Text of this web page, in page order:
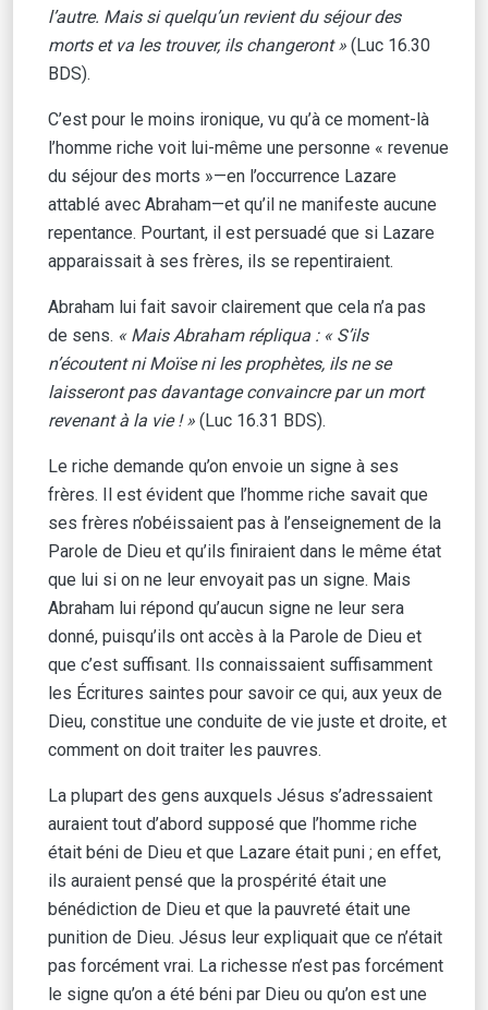
l’autre. Mais si quelqu’un revient du séjour des
morts et va les trouver, ils changeront » (Luc 16.30
BDS).
C’est pour le moins ironique, vu qu’à ce moment-là
l’homme riche voit lui-même une personne « revenue
du séjour des morts »—en l’occurrence Lazare
attablé avec Abraham—et qu’il ne manifeste aucune
repentance. Pourtant, il est persuadé que si Lazare
apparaissait à ses frères, ils se repentiraient.
Abraham lui fait savoir clairement que cela n’a pas
de sens. « Mais Abraham répliqua : « S’ils
n’écoutent ni Moïse ni les prophètes, ils ne se
laisseront pas davantage convaincre par un mort
revenant à la vie ! » (Luc 16.31 BDS).
Le riche demande qu’on envoie un signe à ses
frères. Il est évident que l’homme riche savait que
ses frères n’obéissaient pas à l’enseignement de la
Parole de Dieu et qu’ils finiraient dans le même état
que lui si on ne leur envoyait pas un signe. Mais
Abraham lui répond qu’aucun signe ne leur sera
donné, puisqu’ils ont accès à la Parole de Dieu et
que c’est suffisant. Ils connaissaient suffisamment
les Écritures saintes pour savoir ce qui, aux yeux de
Dieu, constitue une conduite de vie juste et droite, et
comment on doit traiter les pauvres.
La plupart des gens auxquels Jésus s’adressaient
auraient tout d’abord supposé que l’homme riche
était béni de Dieu et que Lazare était puni ; en effet,
ils auraient pensé que la prospérité était une
bénédiction de Dieu et que la pauvreté était une
punition de Dieu. Jésus leur expliquait que ce n’était
pas forcément vrai. La richesse n’est pas forcément
le signe qu’on a été béni par Dieu ou qu’on est une